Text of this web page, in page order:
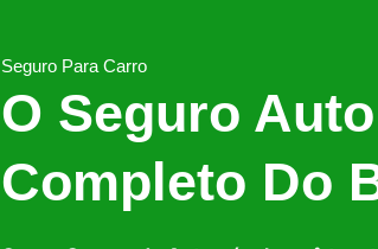
Seguro Para Carro
O Seguro
Completo Do